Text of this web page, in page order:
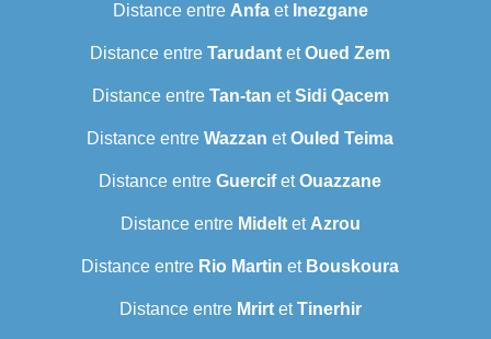
Distance entre Anfaet Inezgane
Distance entre Tarudant etOued Zem
Distance entre Tan-tan etSidi Qacem
Distance entre Wazzan etOuled Teima
Distance entre GuercifetOuazzane
Distance entre Mideltet Azrou
Distance entre Rio Martin et Bouskoura
Distance entre MrirtetTinerhir